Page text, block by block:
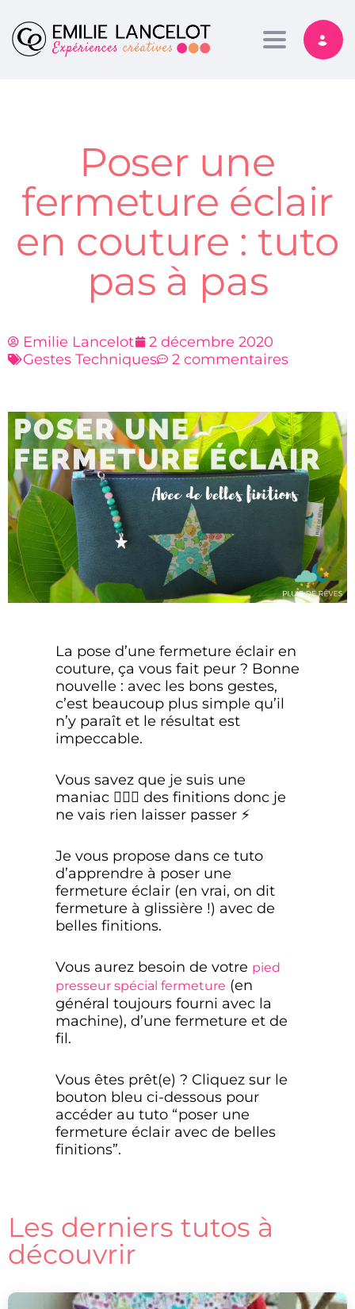
Toggle
Poser une
fermeture éclair
en couture : tuto
pas à pas
Emilie Lancelot
2 décembre 2020
Gestes Techniques
2 commentaires
La pose d’une fermeture éclair en
couture, ça vous fait peur ? Bonne
nouvelle : avec les bons gestes,
c’est beaucoup plus simple qu’il
n’y paraît et le résultat est
impeccable.
Vous savez que je suis une
maniac 🙋🏻‍♀️ des finitions donc je
ne vais rien laisser passer ⚡️
Je vous propose dans ce tuto
d’apprendre à poser une
fermeture éclair (en vrai, on dit
fermeture à glissière !) avec de
belles finitions.
Vous aurez besoin de votre pied
presseur spécial fermeture (en
général toujours fourni avec la
machine), d’une fermeture et de
fil.
Vous êtes prêt(e) ? Cliquez sur le
bouton bleu ci-dessous pour
accéder au tuto “poser une
fermeture éclair avec de belles
finitions”.
Les derniers tutos à
découvrir